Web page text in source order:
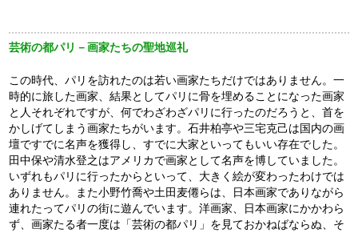
芸術の都パリ－画家たちの聖地巡礼
この時代、パリを訪れたのは若い画家たちだけではありません。一
時的に旅した画家、結果としてパリに骨を埋めることになった画家
と人それぞれですが、何でわざわざパリに行ったのだろうと、首を
かしげてしまう画家たちがいます。石井柏亭や三宅克己は国内の画
壇ですでに名声を獲得し、すでに大家といってもいい存在でした。
田中保や清水登之はアメリカで画家として名声を博していました。
いずれもパリに行ったからといって、大きく絵が変わったわけでは
ありません。また小野竹喬や土田麦僊らは、日本画家でありながら
連れたってパリの街に遊んでいます。洋画家、日本画家にかかわら
ず、画家たる者一度は「芸術の都パリ」を見ておかねばならぬ、そ